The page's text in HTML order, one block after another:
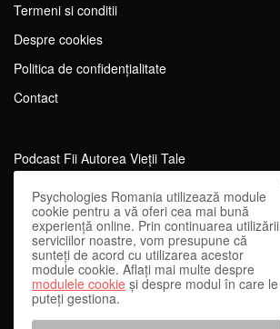
Termeni si conditii
Despre cookies
Politica de confidențialitate
Contact
Podcast Fii Autorea Vieții Tale
Evenimente Fii Autoarea Vieții Tale!
SportEdu
Antrenament Mental pentru Sportivi
Learning Network
WEnough
Psychologies Romania utilizează module
cookie pentru a vă oferi cea mai bună
experiență online. Prin continuarea utilizării
serviciilor noastre, vom presupune că
sunteți de acord cu utilizarea acestor
module cookie. Aflați mai multe despre
modulele cookie și despre modul în care le
puteți gestiona.